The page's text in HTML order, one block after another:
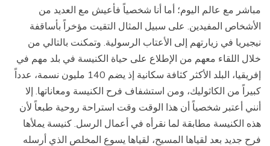
مباشر مع عالم اليوم؛ أما أنا شخصياً فأعيش مع العديد من
الأشخاص المفيدين. على سبيل المثال التقيت مؤخراً بأساقفة
نيجيريا في زيارتهم إلى الأعتاب الرسولية. وتمكنت بالتالي من
خلال اللقاء معهم من الإطلاع على حياة الكنيسة في بلد مهم في
إفريقيا، البلد الأكثر كثافة سكانية إذ يضم 140 مليون نسمة، عدداً
كبيراً من الكاثوليك، ومن استشفاف فرح الكنيسة ومعاناتها. إلا
أنني أعتبر شخصياً أن هذا الوقت وقت استراحة روحية طبعاً لأن
هذه الكنيسة مطابقة لما نقرأه في أعمال الرسل. كنيسة يملأها
فرح جديد بعد لقياها المسيح، لقياها يسوع المخلص الذي أرسله